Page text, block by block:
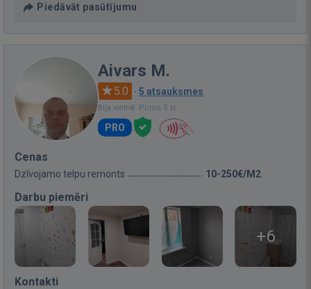
Piedāvāt pasūtījumu
Aivars M.
5.0 · 5 atsauksmes
Bija vietnē: Pirms 5 st.
PRO
Cenas
Dzīvojamo telpu remonts 10-250€/M2
Darbu piemēri
+6
Kontakti